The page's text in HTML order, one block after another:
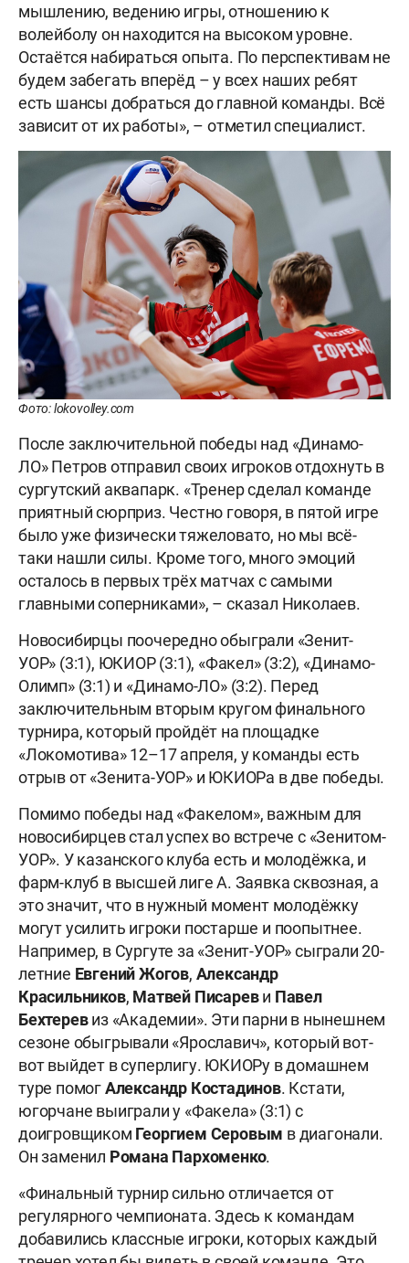
мышлению, ведению игры, отношению к
волейболу он находится на высоком уровне.
Остаётся набираться опыта. По перспективам не
будем забегать вперёд – у всех наших ребят
есть шансы добраться до главной команды. Всё
зависит от их работы», – отметил специалист.
Фото: lokovolley.com
После заключительной победы над «Динамо-
ЛО» Петров отправил своих игроков отдохнуть в
сургутский аквапарк. «Тренер сделал команде
приятный сюрприз. Честно говоря, в пятой игре
было уже физически тяжеловато, но мы всё-
таки нашли силы. Кроме того, много эмоций
осталось в первых трёх матчах с самыми
главными соперниками», – сказал Николаев.
Новосибирцы поочередно обыграли «Зенит-
УОР» (3:1), ЮКИОР (3:1), «Факел» (3:2), «Динамо-
Олимп» (3:1) и «Динамо-ЛО» (3:2). Перед
заключительным вторым кругом финального
турнира, который пройдёт на площадке
«Локомотива» 12–17 апреля, у команды есть
отрыв от «Зенита-УОР» и ЮКИОРа в две победы.
Помимо победы над «Факелом», важным для
новосибирцев стал успех во встрече с «Зенитом-
УОР». У казанского клуба есть и молодёжка, и
фарм-клуб в высшей лиге А. Заявка сквозная, а
это значит, что в нужный момент молодёжку
могут усилить игроки постарше и поопытнее.
Например, в Сургуте за «Зенит-УОР» сыграли 20-
летние Евгений Жогов, Александр
Красильников, Матвей Писареви Павел
Бехтеревиз «Академии». Эти парни в нынешнем
сезоне обыгрывали «Ярославич», который вот-
вот выйдет в суперлигу. ЮКИОРу в домашнем
туре помогАлександр Костадинов. Кстати,
югорчане выиграли у «Факела» (3:1) с
доигровщиком Георгием Серовым в диагонали.
Он заменил Романа Пархоменко.
«Финальный турнир сильно отличается от
регулярного чемпионата. Здесь к командам
добавились классные игроки, которых каждый